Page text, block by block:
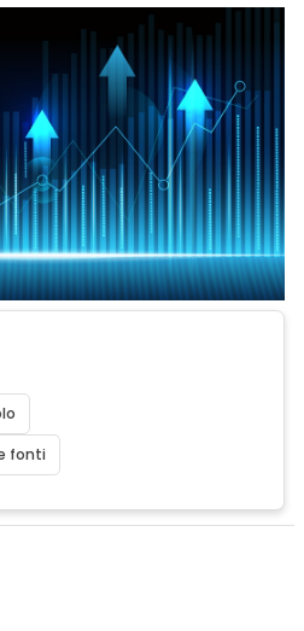
fonti